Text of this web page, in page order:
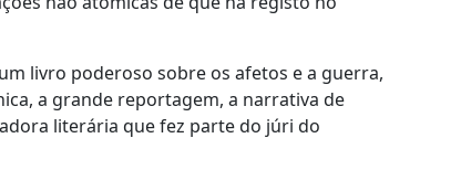
livro poderoso sobre os afetos e a guerra,
a grande reportagem, a narrativa de
literária que fez parte do júri do